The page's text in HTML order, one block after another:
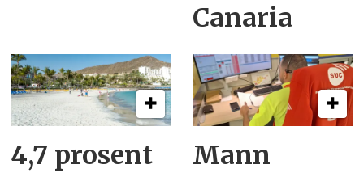
Canaria
4,7 prosent
Mann